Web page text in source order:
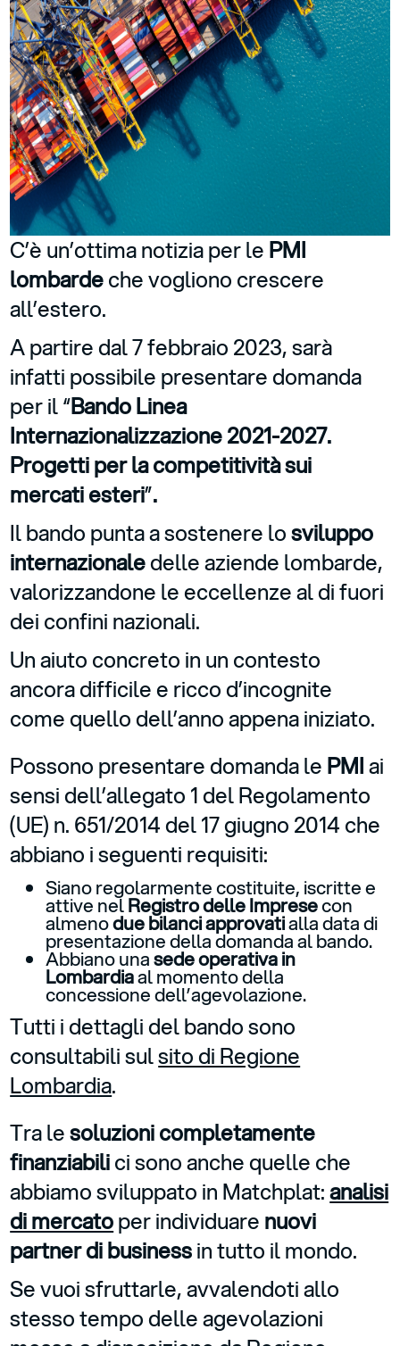
C’è un’ottima notizia per le PMI
lombardeche vogliono crescere
all’estero.
A partire dal 7 febbraio 2023, sarà
infatti possibile presentare domanda
per il “BandoLinea
Internazionalizzazione 2021-2027.
Progetti per la competitività sui
mercati esteri”.
Il bando punta a sostenere losviluppo
internazionaledelle aziende lombarde,
valorizzandone le eccellenze al di fuori
dei confini nazionali.
Un aiuto concreto in un contesto
ancora difficile e ricco d’incognite
come quello dell’anno appena iniziato.
Possono presentare domanda le PMIai
sensi dell’allegato 1 del Regolamento
(UE) n. 651/2014 del 17 giugno 2014 che
abbiano i seguenti requisiti:
Siano regolarmente costituite, iscritte e
attive nelRegistro delle Impresecon
almenodue bilanci approvatialla data di
presentazione della domanda al bando.
Abbiano unasede operativa in
Lombardiaal momento della
concessione dell’agevolazione.
Tutti i dettagli del bando sono
consultabili sulsito di Regione
Lombardia.
Tra lesoluzioni completamente
finanziabilici sono anche quelle che
abbiamo sviluppato in Matchplat:analisi
di mercatoper individuare nuovi
partner di businessin tutto il mondo.
Se vuoi sfruttarle, avvalendoti allo
stesso tempo delle agevolazioni